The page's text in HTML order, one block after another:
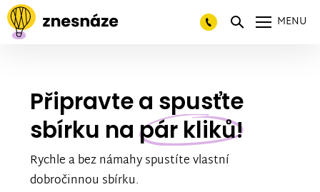
MENU
Připravte a spusťte
sbírku na pár kliků!
Rychle a bez námahy spustíte vlastní
dobročinnou sbírku.